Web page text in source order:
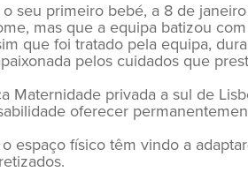
seu primeiro bebé, a 8 de
mas que a equipa batizou
que foi tratado pela equipa,
pelos cuidados que
Maternidade privada a sul de
oferecer
espaço físico têm vindo a